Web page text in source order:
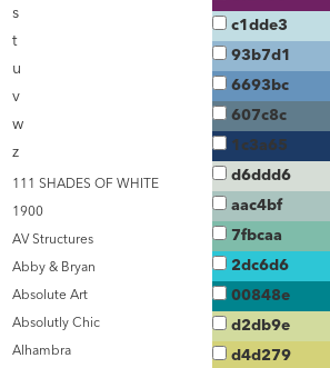
s
t
u
v
w
z
111 SHADES OF WHITE
1900
AV Structures
Abby & Bryan
Absolute Art
Absolutly Chic
Alhambra
c1dde3
93b7d1
6693bc
607c8c
1c3a65
d6ddd6
aac4bf
7fbcaa
2dc6d6
00848e
d2db9e
d4d279